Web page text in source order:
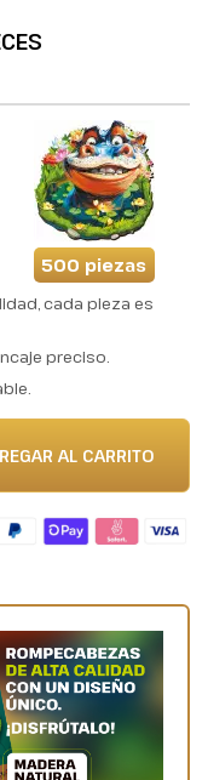
500 piezas
cada pieza es
preciso.
AL CARRITO